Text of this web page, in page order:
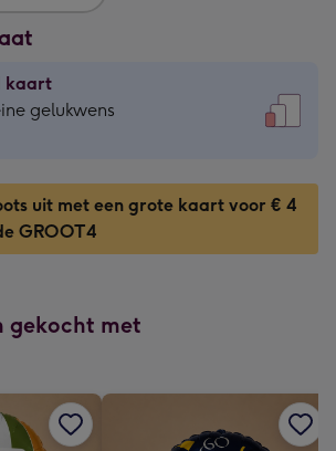
kaart
gelukwens
uit met een grote kaart voor € 4
GROOT4
gekocht met